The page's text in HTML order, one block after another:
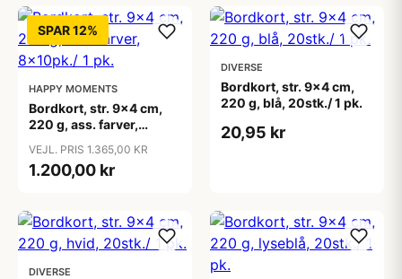
SPAR 12%
HAPPY MOMENTS
Bordkort, str. 9x4 cm,
220 g, ass. farver,
VEJL. PRIS 1.365,00 KR
1.200,00 kr
DIVERSE
Bordkort, str. 9x4 cm,
220 g, blå, 20stk./ 1 pk.
20,95 kr
DIVERSE